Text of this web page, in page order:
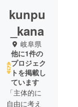
kunpu
_kana
岐阜県
他に1件の
プロジェク
トを掲載し
ています
「主体的に
自由に考え